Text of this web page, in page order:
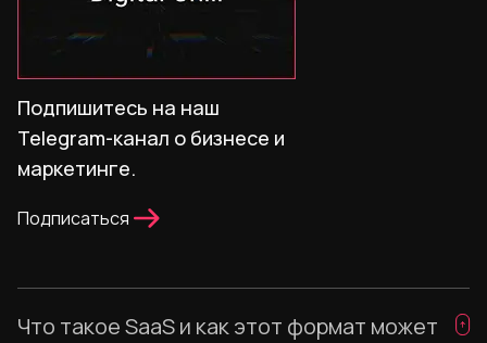
Подпишитесь на наш
Telegram-канал о бизнесе и
маркетинге.
Подписаться
Что такое SaaS и как этот формат может